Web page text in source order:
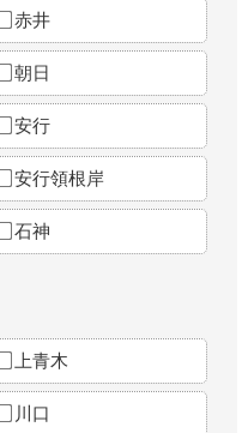
赤井
朝日
安行
安行領根岸
石神
上青木
川口